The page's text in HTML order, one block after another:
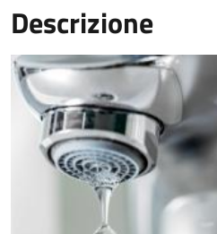
Descrizione